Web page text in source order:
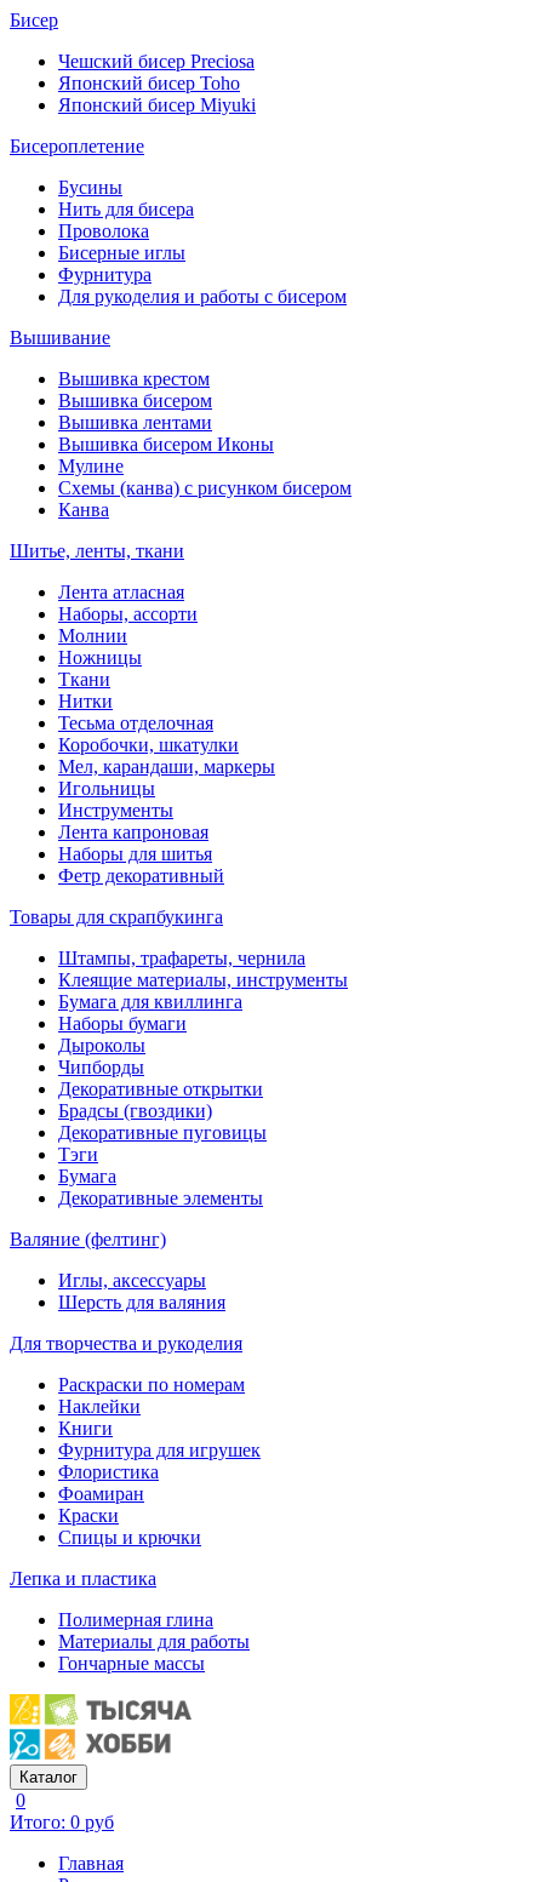
Бисер
Чешский бисер Preciosa
Японский бисер Toho
Японский бисер Miyuki
Бисероплетение
Бусины
Нить для бисера
Проволока
Бисерные иглы
Фурнитура
Для рукоделия и работы с бисером
Вышивание
Вышивка крестом
Вышивка бисером
Вышивка лентами
Вышивка бисером Иконы
Мулине
Схемы (канва) с рисунком бисером
Канва
Шитье, ленты, ткани
Лента атласная
Наборы, ассорти
Молнии
Ножницы
Ткани
Нитки
Тесьма отделочная
Коробочки, шкатулки
Мел, карандаши, маркеры
Игольницы
Инструменты
Лента капроновая
Наборы для шитья
Фетр декоративный
Товары для скрапбукинга
Штампы, трафареты, чернила
Клеящие материалы, инструменты
Бумага для квиллинга
Наборы бумаги
Дыроколы
Чипборды
Декоративные открытки
Брадсы (гвоздики)
Декоративные пуговицы
Тэги
Бумага
Декоративные элементы
Валяние (фелтинг)
Иглы, аксессуары
Шерсть для валяния
Для творчества и рукоделия
Раскраски по номерам
Наклейки
Книги
Фурнитура для игрушек
Флористика
Фоамиран
Краски
Спицы и крючки
Лепка и пластика
Полимерная глина
Материалы для работы
Гончарные массы
Каталог
0
Итого: 0 руб
Главная